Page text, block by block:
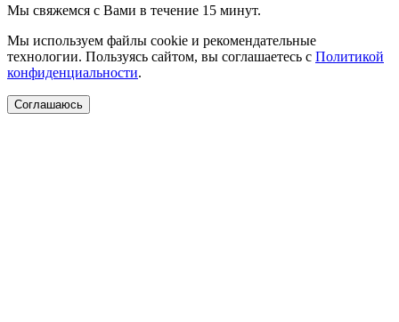
Мы свяжемся с Вами в течение 15 минут.
Мы используем файлы cookie и рекомендательные
технологии. Пользуясь сайтом, вы соглашаетесь с Политикой
конфиденциальности.
Соглашаюсь